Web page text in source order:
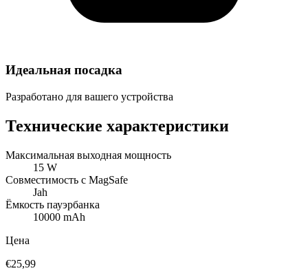
Идеальная посадка
Разработано для вашего устройства
Технические характеристики
Максимальная выходная мощность
15 W
Совместимость с MagSafe
Jah
Ёмкость пауэрбанка
10000 mAh
Цена
€25,99